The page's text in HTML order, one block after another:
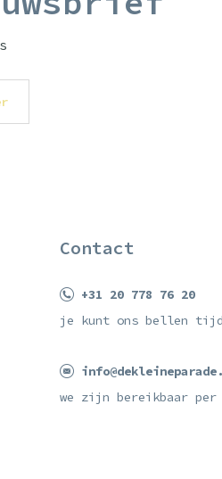
Contact
+31 20 778 76 20
je kunt ons bellen
we zijn bereikbaar per